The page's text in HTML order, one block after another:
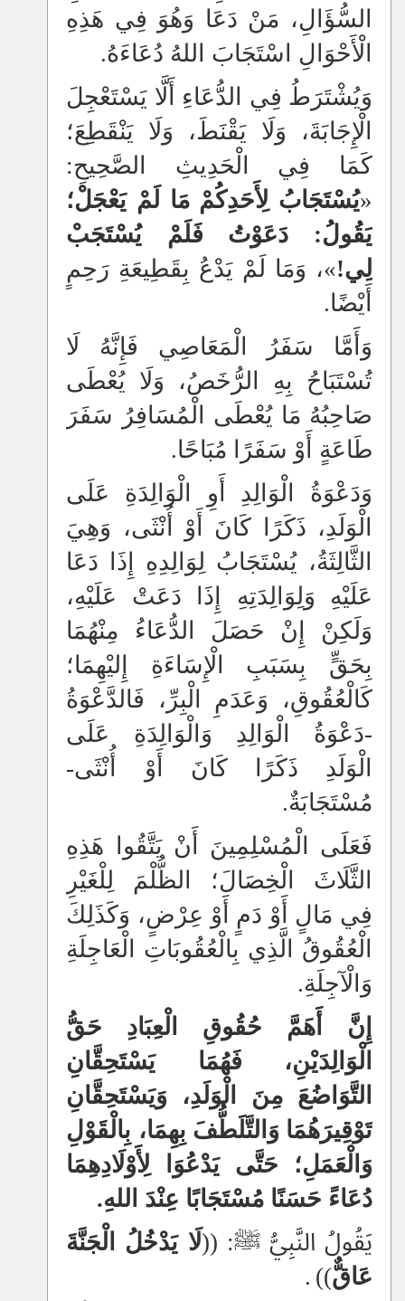
السُّؤَالِ، مَنْ دَعَا وَهُوَ فِي هَذِهِ
الْأَحْوَالِ اسْتَجَابَ اللهُ دُعَاءَهُ.
وَيُشْتَرَطُ فِي الدُّعَاءِ أَلَّا يَسْتَعْجِلَ
الْإِجَابَةَ، وَلَا يَقْنَطَ، وَلَا يَنْقَطِعَ؛
كَمَا فِي الْحَدِيثِ الصَّحِيحِ:
«يُسْتَجَابُ لِأَحَدِكُمْ مَا لَمْ يَعْجَلْ؛
يَقُولُ: دَعَوْتُ فَلَمْ يُسْتَجَبْ
لِي!»، وَمَا لَمْ يَدْعُ بِقَطِيعَةِ رَحِمٍ
أَيْضًا.
وَأَمَّا سَفَرُ الْمَعَاصِي فَإِنَّهُ لَا
تُسْتَبَاحُ بِهِ الرُّخَصُ، وَلَا يُعْطَى
صَاحِبُهُ مَا يُعْطَى الْمُسَافِرُ سَفَرَ
طَاعَةٍ أَوْ سَفَرًا مُبَاحًا.
وَدَعْوَةُ الْوَالِدِ أَوِ الْوَالِدَةِ عَلَى
الْوَلَدِ، ذَكَرًا كَانَ أَوْ أُنْثَى، وَهِيَ
الثَّالِثَةُ، يُسْتَجَابُ لِوَالِدِهِ إِذَا دَعَا
عَلَيْهِ وَلِوَالِدَتِهِ إِذَا دَعَتْ عَلَيْهِ،
وَلَكِنْ إِنْ حَصَلَ الدُّعَاءُ مِنْهُمَا
بِحَقٍّ بِسَبَبِ الْإِسَاءَةِ إِليْهِمَا؛
كَالْعُقُوقِ، وَعَدَمِ الْبِرِّ، فَالدَّعْوَةُ
-دَعْوَةُ الْوَالِدِ وَالْوَالِدَةِ عَلَى
الْوَلَدِ ذَكَرًا كَانَ أَوْ أُنْثَى-
مُسْتَجَابَةٌ.
فَعَلَى الْمُسْلِمِينَ أَنْ يَتَّقُوا هَذِهِ
الثَّلَاثَ الْخِصَالَ؛ الظُّلْمَ لِلْغَيْرِ
فِي مَالٍ أَوْ دَمٍ أَوْ عِرْضٍ، وَكَذَلِكَ
الْعُقُوقُ الَّذِي بِالْعُقُوبَاتِ الْعَاجِلَةِ
وَالْآجِلَةِ.
إِنَّ أَهَمَّ حُقُوقِ الْعِبَادِ حَقُّ
الْوَالِدَيْنِ، فَهُمَا يَسْتَحِقَّانِ
التَّوَاضُعَ مِنَ الْوَلَدِ، وَيَسْتَحِقَّانِ
تَوْقِيرَهُمَا وَالتَّلَطُّفَ بِهِمَا، بِالْقَوْلِ
وَالْعَمَلِ؛ حَتَّى يَدْعُوَا لِأَوْلَادِهِمَا
دُعَاءً حَسَنًا مُسْتَجَابًا عِنْدَ اللهِ.
يَقُولُ النَّبِيُّ ﷺ: ((لَا يَدْخُلُ الْجَنَّةَ
عَاقٌّ))
.